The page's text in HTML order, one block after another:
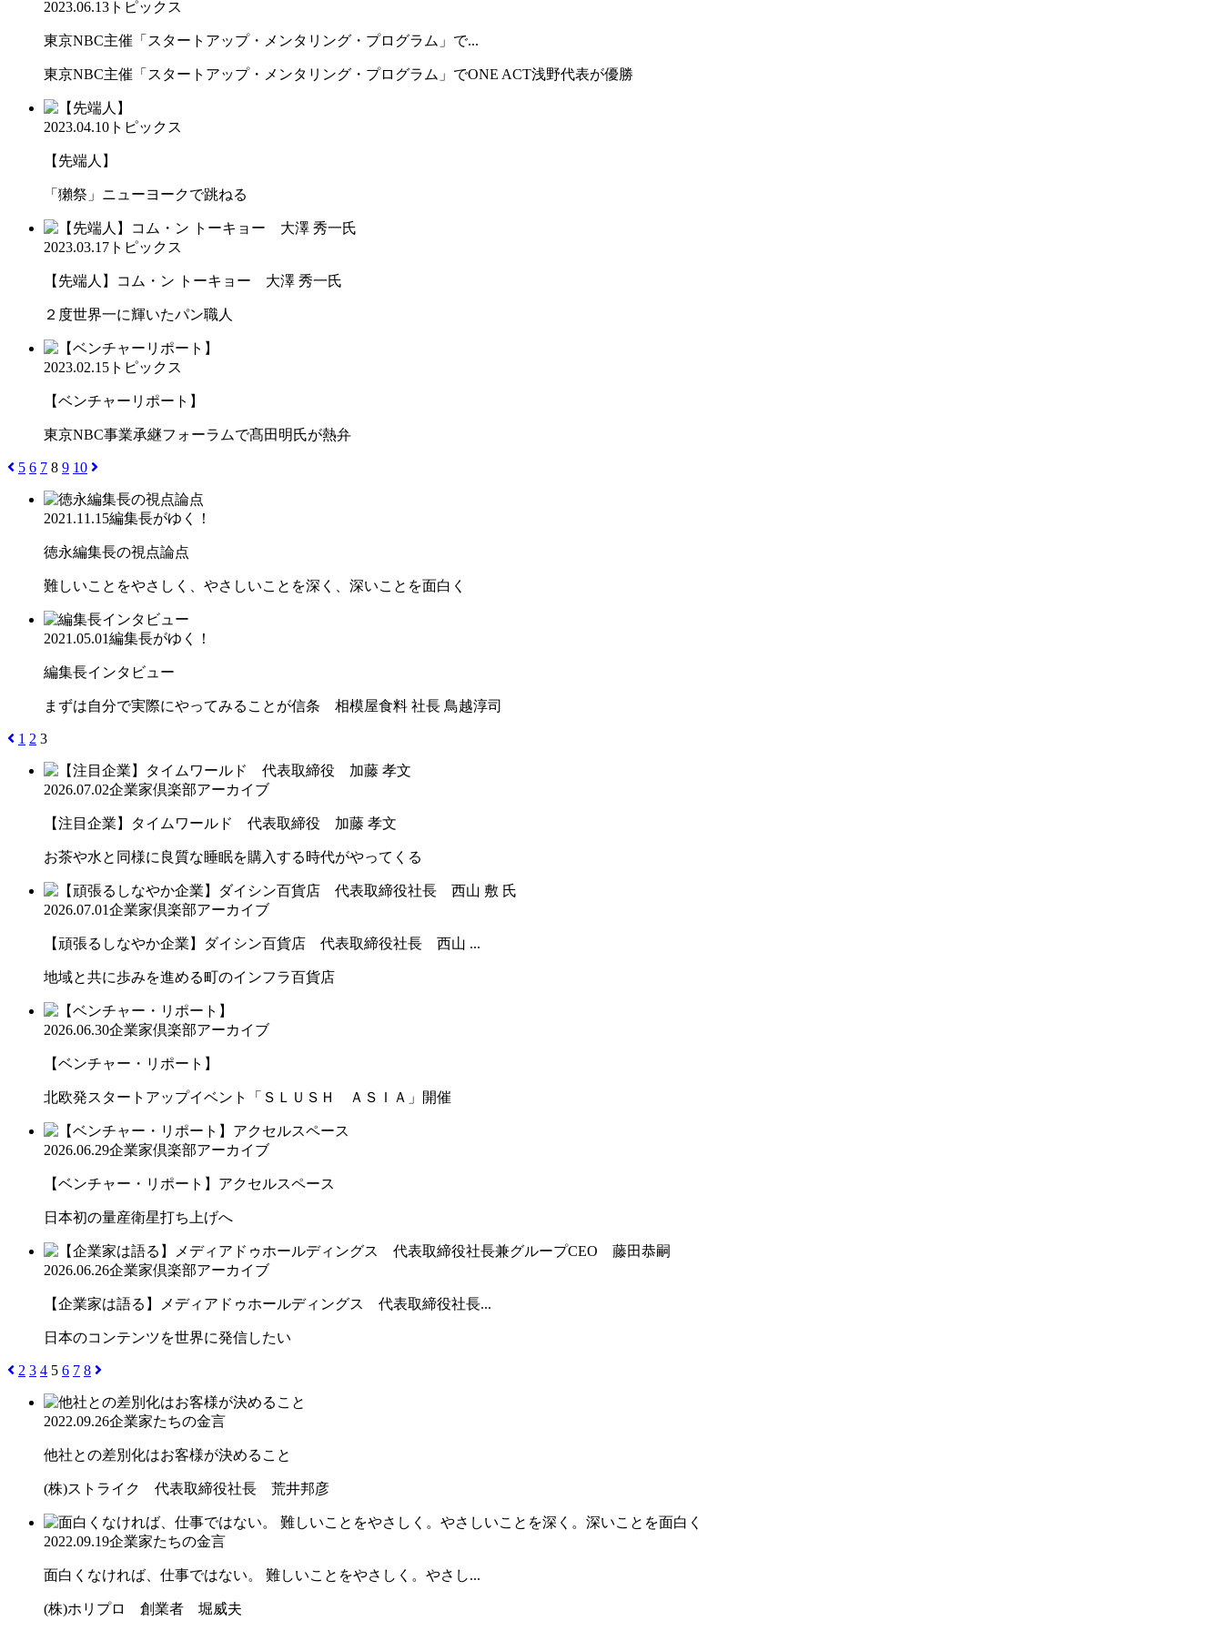
2023.06.13 トピックス
東京NBC主催「スタートアップ・メンタリング・プログラム」で...
東京NBC主催「スタートアップ・メンタリング・プログラム」でONE ACT浅野代表が優勝
2023.04.10 トピックス
【先端人】
「獺祭」ニューヨークで跳ねる
2023.03.17 トピックス
【先端人】コム・ン トーキョー 大澤 秀一氏
２度世界一に輝いたパン職人
2023.02.15 トピックス
【ベンチャーリポート】
東京NBC事業承継フォーラムで髙田明氏が熱弁
5 6 7 8 9 10
2021.11.15編集長がゆく！
徳永編集長の視点論点
難しいことをやさしく、やさしいことを深く、深いことを面白く
2021.05.01編集長がゆく！
編集長インタビュー
まずは自分で実際にやってみることが信条 相模屋食料 社長 鳥越淳司
1 2 3
2026.07.02企業家倶楽部アーカイブ
【注目企業】タイムワールド 代表取締役 加藤 孝文
お茶や水と同様に良質な睡眠を購入する時代がやってくる
2026.07.01企業家倶楽部アーカイブ
【頑張るしなやか企業】ダイシン百貨店 代表取締役社長 西山 ...
地域と共に歩みを進める町のインフラ百貨店
2026.06.30企業家倶楽部アーカイブ
【ベンチャー・リポート】
北欧発スタートアップイベント「ＳＬＵＳＨ ＡＳＩＡ」開催
2026.06.29企業家倶楽部アーカイブ
【ベンチャー・リポート】アクセルスペース
日本初の量産衛星打ち上げへ
2026.06.26企業家倶楽部アーカイブ
【企業家は語る】メディアドゥホールディングス 代表取締役社長...
日本のコンテンツを世界に発信したい
2 3 4 5 6 7 8
2022.09.26企業家たちの金言
他社との差別化はお客様が決めること
(株)ストライク 代表取締役社長 荒井邦彦
2022.09.19企業家たちの金言
面白くなければ、仕事ではない。 難しいことをやさしく。やさし...
(株)ホリプロ 創業者 堀威夫